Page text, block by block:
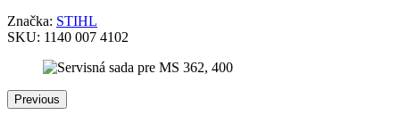
Značka: STIHL
SKU: 1140 007 4102
Previous